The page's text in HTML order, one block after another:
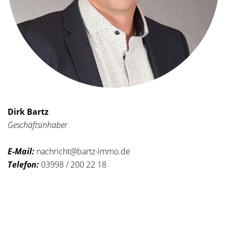
Dirk Bartz
Geschäftsinhaber
E-Mail: nachricht@bartz-immo.de
Telefon: 03998 / 200 22 18